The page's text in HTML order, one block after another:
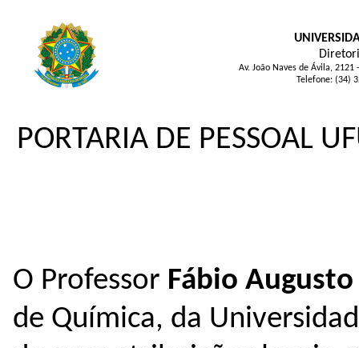
Av. João Naves de Ávila,
Telefone: (34)
PORTARIA DE PESSOAL
O Professor Fábio
de Química, da